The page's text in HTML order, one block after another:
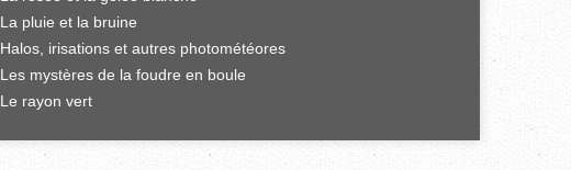
La pluie et la bruine
Halos, irisations et autres photométéores
Les mystères de la foudre en boule
Le rayon vert